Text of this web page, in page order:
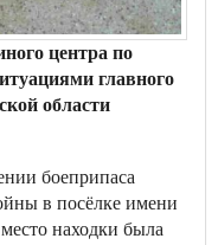
центра по
главного
области
боеприпаса
в посёлке имени
находки была